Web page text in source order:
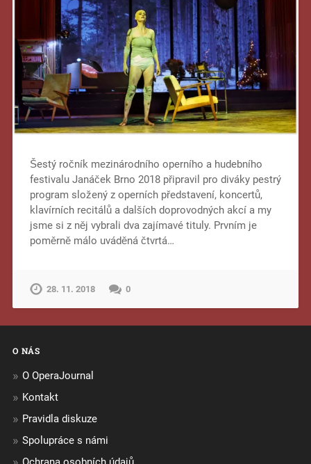
Šestý ročník mezinárodního operního a hudebního
festivalu Janáček Brno 2018 připravil pro diváky pestrý
program složený z operních představení, koncertů,
klavírních recitálů a dalších doprovodných akcí a my
jsme si z něj vybrali dva zajímavé tituly. Prvním je
poměrně málo uváděná čtvrtá…
28. 11. 2018 0
O NÁS
O OperaJournal
Kontakt
Pravidla diskuze
Spolupráce s námi